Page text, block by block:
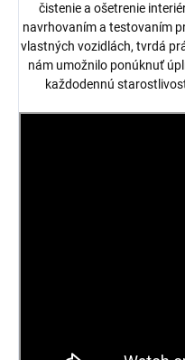
čistenie a ošetrenie
navrhovaním a testovaním
vlastných vozidlách, tvrdá
nám umožnilo ponúknuť
každodennú